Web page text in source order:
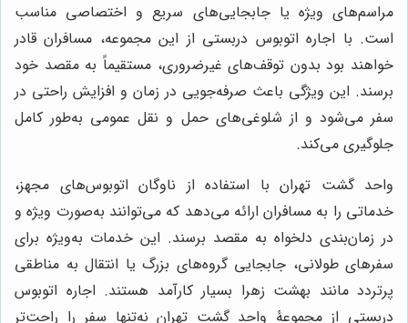
مراسم‌های ویژه یا جابجایی‌های سریع و اختصاصی مناسب
است. با اجاره اتوبوس دربستی از این مجموعه، مسافران قادر
خواهند بود بدون توقف‌های غیرضروری، مستقیماً به مقصد خود
برسند. این ویژگی باعث صرفه‌جویی در زمان و افزایش راحتی در
سفر می‌شود و از شلوغی‌های حمل و نقل عمومی به‌طور کامل
جلوگیری می‌کند.
واحد گشت تهران با استفاده از ناوگان اتوبوس‌های مجهز،
خدماتی را به مسافران ارائه می‌دهد که می‌توانند به‌صورت ویژه و
در زمان‌بندی دلخواه به مقصد برسند. این خدمات به‌ویژه برای
سفرهای طولانی، جابجایی گروه‌های بزرگ یا انتقال به مناطقی
پرتردد مانند بهشت زهرا بسیار کارآمد هستند. اجاره اتوبوس
دربستی از مجموعۀ واحد گشت تهران نه‌تنها سفر را راحت‌تر